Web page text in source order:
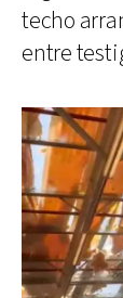
techo
entre